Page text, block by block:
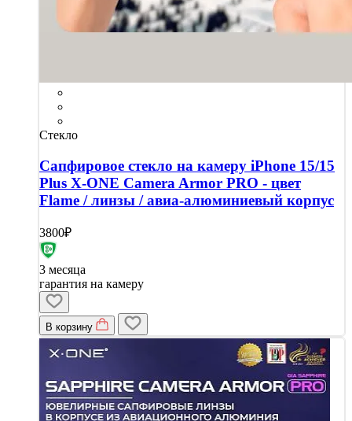
Стекло
Сапфировое стекло на камеру iPhone 15/15
Plus X-ONE Camera Armor PRO - цвет
Flame / линзы / авиа-алюминиевый корпус
3800₽
3 месяца
гарантия на камеру
В корзину